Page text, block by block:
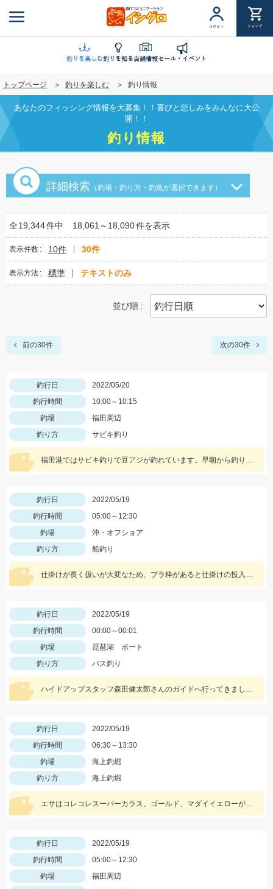
ン
に
移
動
ログイン ショップ
釣りを楽しむ釣りを知る店舗情報セール・イベント
トップページ 釣りを楽しむ 釣り情報
あなたのフィッシング情報を大募集！！喜びと悲しみをみんなに大公
開！！
釣り情報
詳細検索 （釣場・釣り方・釣魚が選択できます）
全19,344件中 18,061～18,090件を表示
表示件数 10件 30件
表示方法 標準 テキストのみ
並び順
前の30件 次の30件
釣行日
2022/05/20
釣行時間
10:00～10:15
釣場
福田周辺
釣り方
サビキ釣り
福田港ではサビキ釣りで豆アジが釣れています。早朝から釣りをしている方で２００匹以上釣っている方もいらっしゃいました。
釣行日
2022/05/19
釣行時間
05:00～12:30
釣場
沖・オフショア
釣り方
船釣り
仕掛けが長く扱いが大変なため、プラ枠があると仕掛けの投入が楽ですよ！
釣行日
2022/05/19
釣行時間
00:00～00:01
釣場
琵琶湖 ボート
釣り方
バス釣り
ハイドアップスタッフ森田健太郎さんのガイドへ行ってきました。ショットワッキーを使用して釣りました。
釣行日
2022/05/19
釣行時間
06:30～13:30
釣場
海上釣堀
釣り方
海上釣堀
エサはコレコレスーパーカラス、ゴールド、マダイイエローが好釣果を叩き出しました！タックルはプロミネント海上釣堀両軸ＳＰの感度が最高です！
釣行日
2022/05/19
釣行時間
05:00～12:30
釣場
福田周辺